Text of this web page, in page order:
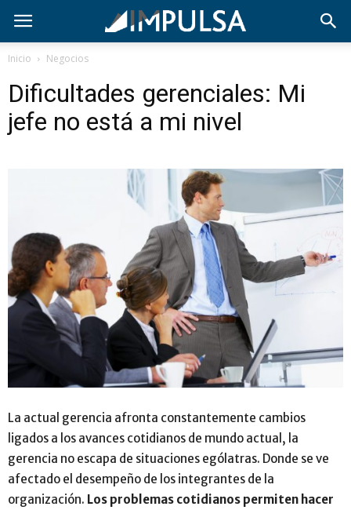
Inicio Negocios
Dificultades gerenciales: Mi
jefe no está a mi nivel
La actual gerencia afronta constantemente cambios
ligados a los avances cotidianos de mundo actual, la
gerencia no escapa de situaciones ególatras. Donde se ve
afectado el desempeño de los integrantes de la
organización. Los problemas cotidianos permiten hacer